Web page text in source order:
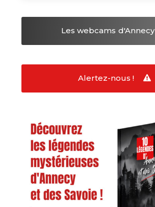
Les webcams d'Annecy
Alertez-nous !